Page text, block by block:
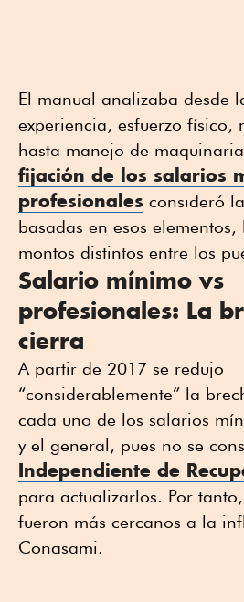
El manual analizaba desde
experiencia, esfuerzo físico,
hasta manejo de
fijación de los salarios
profesionales consideró
basadas en esos
montos distintos entre los
Salario mínimo vs
profesionales: La
cierra
A partir de 2017 se redujo
“considerablemente” la
cada uno de los salarios
y el general, pues no se
Independiente de
para actualizarlos. Por
fueron más cercanos a la
Conasami.